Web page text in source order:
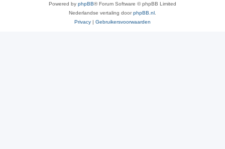
Powered by phpBB® Forum Software © phpBB Limited
Nederlandse vertaling doorphpBB.nl
Privacy | Gebruikersvoorwaarden